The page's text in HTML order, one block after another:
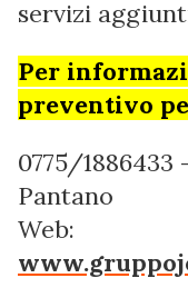
servizi
Per
preventivo
0775/
Pantano
Web: